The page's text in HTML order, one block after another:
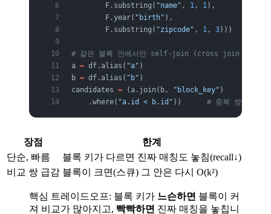
        F.substring(
"name" , 1 , 1 ),
        F.year(
"birth" ),
        F.substring(
"zipcode" , 1 , 3)))
# 같은 블록 안에서만 self-join (cross join 회피)
a = df.alias( "a" )
b = df.alias( "b" )
candidates = (a.join(b, "block_key" )
    .where(
"a.id < b.id" )) # 중복 쌍·자기자
장점
한계
단순, 빠름
블록 키가 다르면 진짜 매칭도 놓침(recall↓)
비교 쌍 급감 블록이 크면(스큐) 그 안은 다시 O(k²)
핵심 트레이드오프: 블록 키가 느슨하면 블록이 커
져 비교가 많아지고, 빡빡하면 진짜 매칭을 놓칩니